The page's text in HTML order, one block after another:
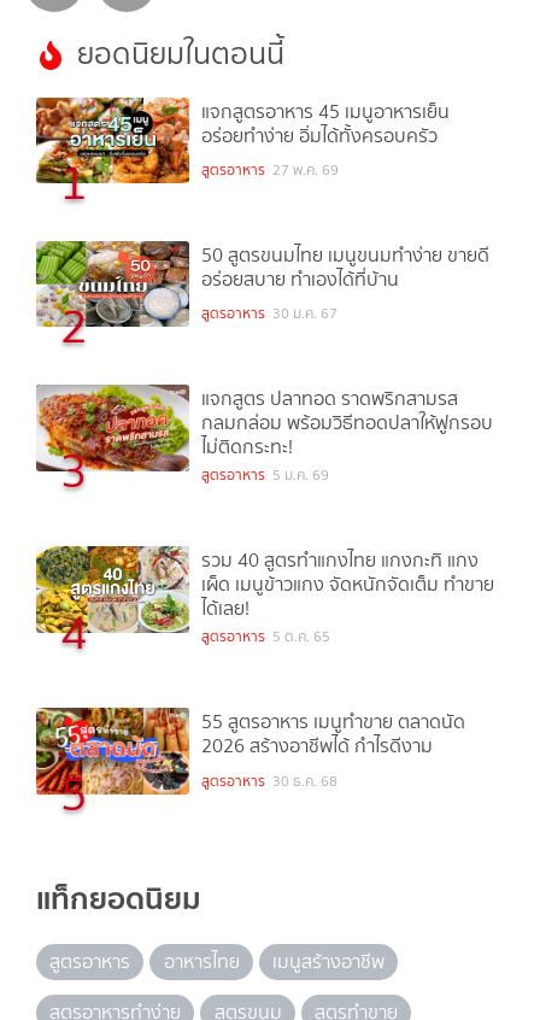
ยอดนิยมในตอนนี้
1
แจกสูตรอาหาร 45 เมนูอาหารเย็น
อร่อยทำง่าย อิ่มได้ทั้งครอบครัว
สูตรอาหาร 27 พ.ค. 69
2
50 สูตรขนมไทย เมนูขนมทำง่าย ขายดี
อร่อยสบาย ทำเองได้ที่บ้าน
สูตรอาหาร 30 ม.ค. 67
3
แจกสูตร ปลาทอด ราดพริกสามรส
กลมกล่อม พร้อมวิธีทอดปลาให้ฟูกรอบ
ไม่ติดกระทะ!
สูตรอาหาร 5 ม.ค. 69
4
รวม 40 สูตรทำแกงไทย แกงกะทิ แกง
เผ็ด เมนูข้าวแกง จัดหนักจัดเต็ม ทำขาย
ได้เลย!
สูตรอาหาร 5 ต.ค. 65
5
55 สูตรอาหาร เมนูทำขาย ตลาดนัด
2026 สร้างอาชีพได้ กำไรดีงาม
สูตรอาหาร 30 ธ.ค. 68
แท็กยอดนิยม
สูตรอาหาร อาหารไทย
เมนูสร้างอาชีพ
สูตรอาหารทำง่าย
สูตรขนม
สูตรทำขาย